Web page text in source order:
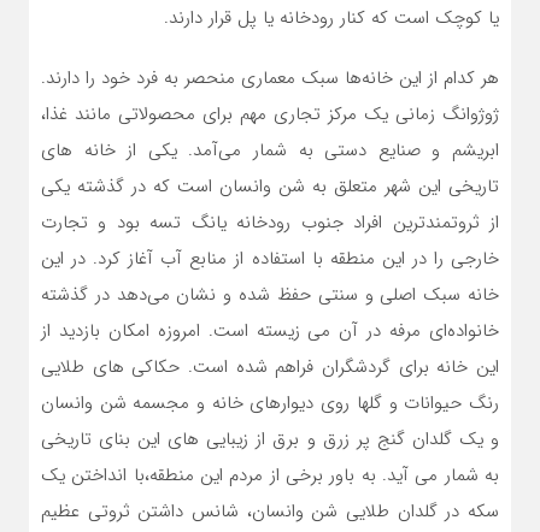
یا کوچک است که کنار رودخانه یا پل قرار دارند.
هر کدام از این خانه‌ها سبک معماری منحصر به فرد خود را دارند.
ژوژوانگ زمانی یک مرکز تجاری مهم برای محصولاتی مانند غذا،
ابریشم و صنایع دستی به شمار می‌آمد. یکی از خانه های
تاریخی این شهر متعلق به شن وانسان است که در گذشته یکی
از ثروتمندترین افراد جنوب رودخانه یانگ تسه بود و تجارت
خارجی را در این منطقه با استفاده از منابع آب آغاز کرد. در این
خانه سبک اصلی و سنتی حفظ شده و نشان می‌دهد در گذشته
خانواده‌ای مرفه در آن می زیسته است. امروزه امکان بازدید از
این خانه برای گردشگران فراهم شده است. حکاکی های طلایی
رنگ حیوانات و گلها روی دیوارهای خانه و مجسمه شن وانسان
و یک گلدان گنج پر زرق و برق از زیبایی های این بنای تاریخی
به شمار می آید. به باور برخی از مردم این منطقه،با انداختن یک
سکه در گلدان طلایی شن وانسان، شانس داشتن ثروتی عظیم